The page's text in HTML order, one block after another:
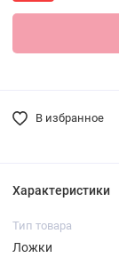
В избранное
Характеристики
Тип товара
Ложки